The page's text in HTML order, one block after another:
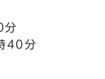
分
40分